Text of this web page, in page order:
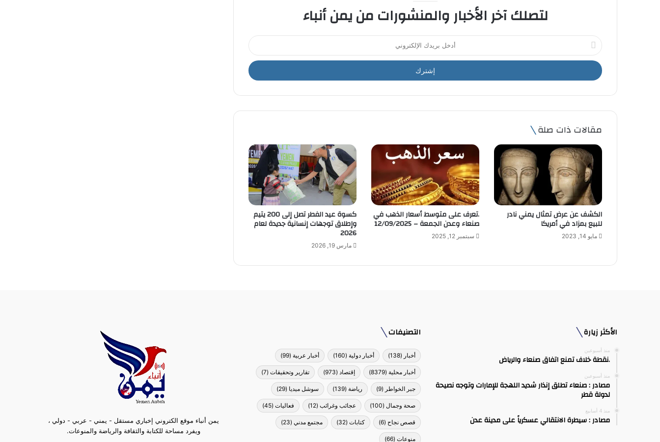
لتصلك آخر الأخبار والمنشورات من يمن أنباء
أ
د
خ
ل
د
ا
إ
و
ن
ي
مقالات ذات صلة
الكشف عن عرض تمثال يمني نادر
للبيع بمزاد في أمريكا
مايو 14, 2023
.تعرف على متوسط أسعار الذهب في
صنعاء وعدن الجمعة – 12/09/2025
سبتمبر 12, 2025
كسوة عيد الفطر تصل إلى 200 يتيم
وإطلاق توجهات إنسانية جديدة لعام
2026
مارس 19, 2026
الأكثر زيارة
منذ أسبوعين
.نقطة خلاف تمنع اتفاق صنعاء والرياض
منذ أسبوعين
مصادر : صنعاء تطلق إنذار شديد اللهجة للإمارات وتوجه نصيحة
لدولة قطر
منذ 4 أسابيع
مصادر : سيطرة الانتقالي عسكرياً على مدينة عدن
التصنيفات
أخبار (138) أخبار دولية(160) أخبار عربية(99)
أخبار محلية(8379) إقتصاد (973) تقارير وتحقيقات(7)
جبر الخواطر (9) رياضة(139) سوشل ميديا (29)
صحة وجمال (100) عجائب وغرائب(12) فعاليات(45)
قصص نجاح (6) كتابات(32) مجتمع مدني(23)
منوعات(66)
يمن أنباء موقع الكتروني إخباري مستقل - يمني - عربي - دولي ،
ويفرد مساحة للكتابة والثقافة والرياضة والمنوعات.